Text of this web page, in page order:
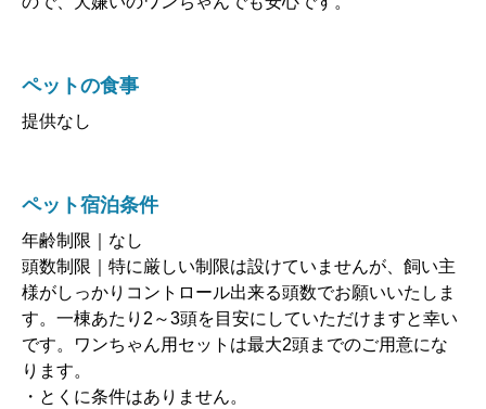
ペットの食事
提供なし
ペット宿泊条件
年齢制限｜なし
頭数制限｜特に厳しい制限は設けていませんが、飼い主
様がしっかりコントロール出来る頭数でお願いいたしま
す。一棟あたり2～3頭を目安にしていただけますと幸い
です。ワンちゃん用セットは最大2頭までのご用意にな
ります。
・とくに条件はありません。